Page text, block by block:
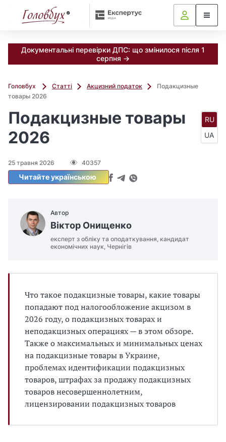
Документальні перевірки ДПС: що змінилося після 1
серпня →
Головбух Статті Акцизний податок
Подакцизные
товары 2026
Подакцизные товары
2026
25 травня 2026 40357
Читайте українською
RU
UA
Автор
Віктор Онищенко
експерт з обліку та оподаткування, кандидат
економічних наук, Чернігів
Что такое подакцизные товары, какие товары
попадают под налогообложение акцизом в
2026 году, о подакцизных товарах и
неподакцизных операциях — в этом обзоре.
Также о максимальных и минимальных ценах
на подакцизные товары в Украине,
проблемах идентификации подакцизных
товаров, штрафах за продажу подакцизных
товаров несовершеннолетним,
лицензировании подакцизных товаров